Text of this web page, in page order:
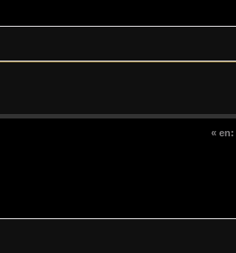
« en: